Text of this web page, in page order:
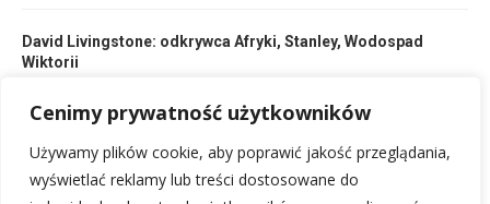
Cenimy prywatność użytkowników
Używamy plików cookie, aby poprawić jakość przeglądania,
wyświetlać reklamy lub treści dostosowane do
David Livingstone: odkrywca Afryki, Stanley, Wodospad
Wiktorii
Paul Newman (1925-2008): Aktor, reżyser, filantrop, zmarł w
wieku 83 lat.
29 stycznia, 2026